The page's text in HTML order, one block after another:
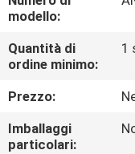
FABBRICA
CONTROLLO
DELLA
QUALITÀ
modello:
Quantità di
ordine minimo:
1
Prezzo:
Imballaggi
particolari: